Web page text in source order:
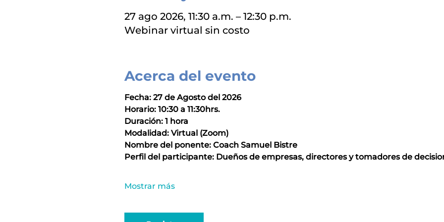
27 ago 2026, 11:30 a.m. – 12:30 p.m.
Webinar virtual sin costo
Acerca del evento
Fecha: 27 de Agosto del 2026
Horario: 10:30 a 11:30hrs.
Duración: 1 hora
Modalidad: Virtual (Zoom)
Nombre del ponente: Coach Samuel Bistre
Perfil del participante: Dueños de empresas, directores y tomadores de
Mostrar más